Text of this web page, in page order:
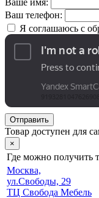
Ваш телефон:
Я соглашаюсь с
Отправить
Товар доступен для
×
Где можно получить
Москва,
ул.Свободы, 29
ТЦ Свобода Мебель